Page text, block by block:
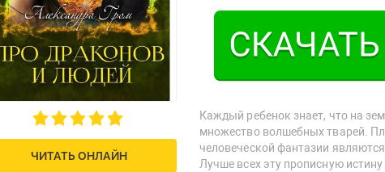
ЧИТАТЬ ОНЛАЙН
Каждый ребенок знает, что на
множество волшебных тварей.
человеческой фантазии
Лучше всех эту прописную